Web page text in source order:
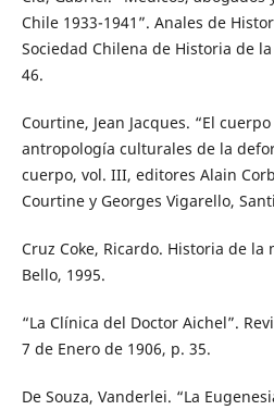
Chile 1933-1941”. Anales de
Sociedad Chilena de Historia de
46.
Courtine, Jean Jacques. “El
antropología culturales de la
cuerpo, vol. III, editores Alain
Courtine y Georges Vigarello,
Cruz Coke, Ricardo. Historia de
Bello, 1995.
“La Clínica del Doctor Aichel”.
7 de Enero de 1906, p. 35.
De Souza, Vanderlei. “La